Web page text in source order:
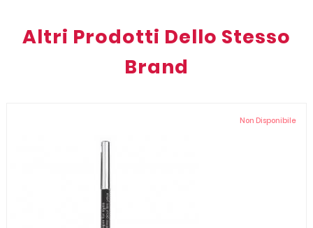
Altri Prodotti Dello Stesso
Brand
Non Disponibile